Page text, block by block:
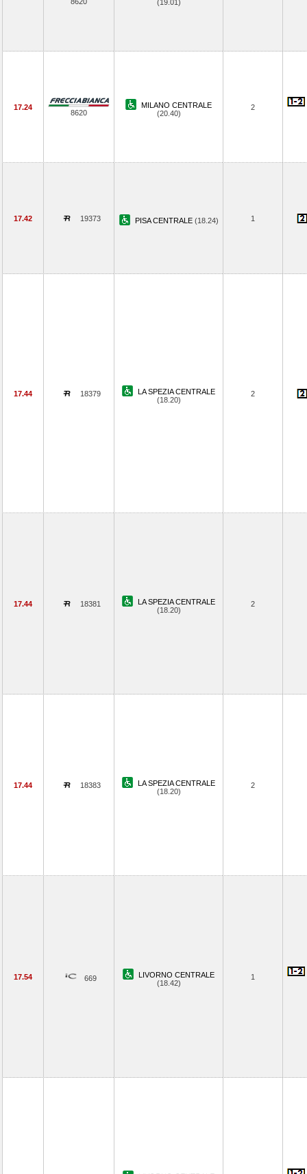
(19.01)
17.24
8620
MILANO CENTRALE
(20.40)
2
17.42 19373 PISA CENTRALE (18.24) 1
17.44 18379
LA SPEZIA CENTRALE
(18.20)
2
17.44 18381
LA SPEZIA CENTRALE
(18.20)
2
17.44 18383
LA SPEZIA CENTRALE
(18.20)
2
17.54 669
LIVORNO CENTRALE
(18.42)
1